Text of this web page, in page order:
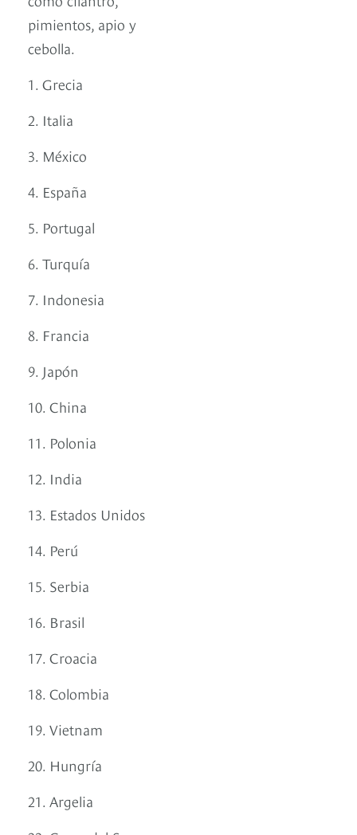
pimientos, apio y
cebolla.
1. Grecia
2. Italia
3. México
4. España
5. Portugal
6. Turquía
7. Indonesia
8. Francia
9. Japón
10. China
11. Polonia
12. India
13. Estados Unidos
14. Perú
15. Serbia
16. Brasil
17. Croacia
18. Colombia
19. Vietnam
20. Hungría
21. Argelia